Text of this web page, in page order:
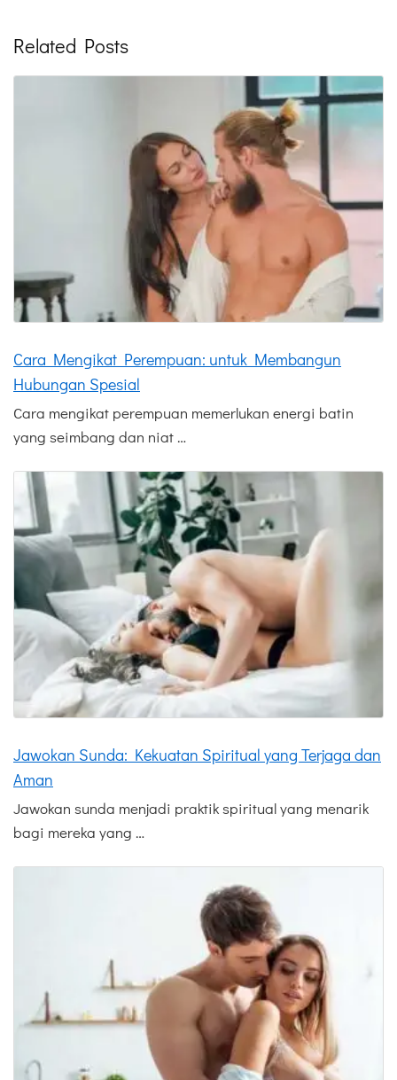
Related Posts
Cara Mengikat Perempuan: untuk Membangun
Hubungan Spesial
Cara mengikat perempuan memerlukan energi batin
yang seimbang dan niat …
Jawokan Sunda: Kekuatan Spiritual yang Terjaga dan
Aman
Jawokan sunda menjadi praktik spiritual yang menarik
bagi mereka yang …